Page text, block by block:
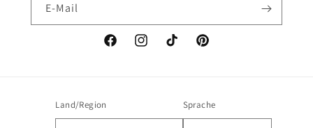
E-Mail
FacebookInstagramTikTok Pinterest
Land/Region Sprache